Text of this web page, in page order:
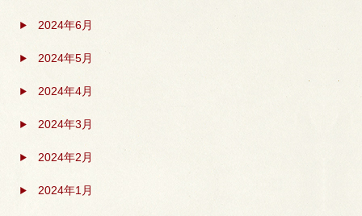
2024年6月
2024年5月
2024年4月
2024年3月
2024年2月
2024年1月